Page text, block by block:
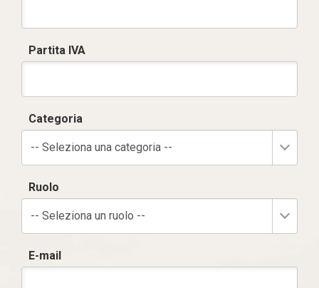
Partita IVA
Categoria
-- Seleziona una categoria --
Ruolo
-- Seleziona un ruolo --
E-mail